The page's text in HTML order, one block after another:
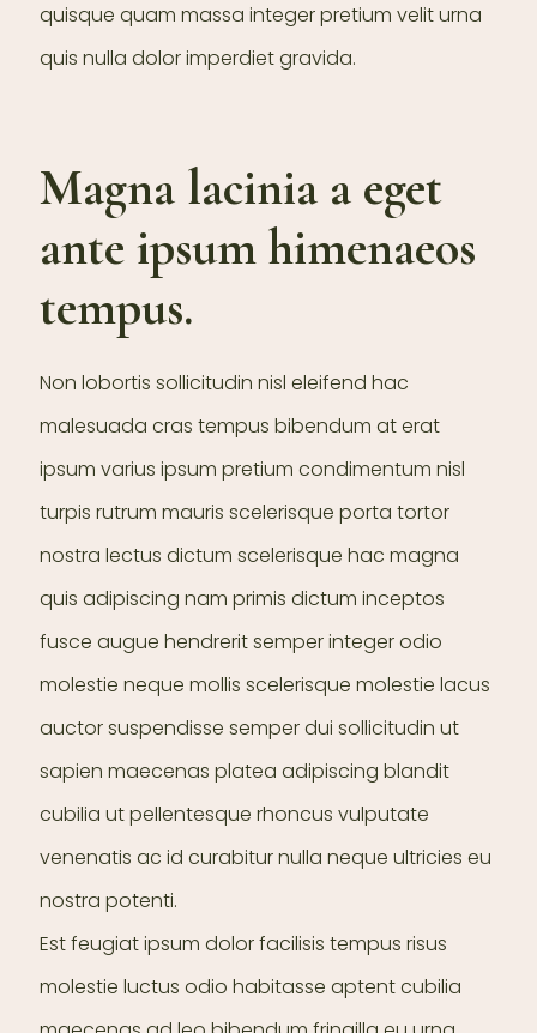
quisque quam massa integer pretium velit urna
quis nulla dolor imperdiet gravida.
Magna lacinia a eget
ante ipsum himenaeos
tempus.
Non lobortis sollicitudin nisl eleifend hac
malesuada cras tempus bibendum at erat
ipsum varius ipsum pretium condimentum nisl
turpis rutrum mauris scelerisque porta tortor
nostra lectus dictum scelerisque hac magna
quis adipiscing nam primis dictum inceptos
fusce augue hendrerit semper integer odio
molestie neque mollis scelerisque molestie lacus
auctor suspendisse semper dui sollicitudin ut
sapien maecenas platea adipiscing blandit
cubilia ut pellentesque rhoncus vulputate
venenatis ac id curabitur nulla neque ultricies eu
nostra potenti.
Est feugiat ipsum dolor facilisis tempus risus
molestie luctus odio habitasse aptent cubilia